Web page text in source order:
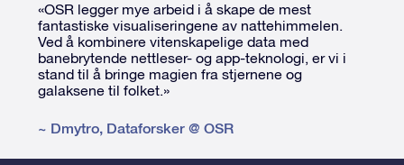
«OSR legger mye arbeid i å skape de mest
fantastiske visualiseringene av nattehimmelen.
Ved å kombinere vitenskapelige data med
banebrytende nettleser- og app-teknologi, er vi i
stand til å bringe magien fra stjernene og
galaksene til folket.»
~ Dmytro, Dataforsker @ OSR